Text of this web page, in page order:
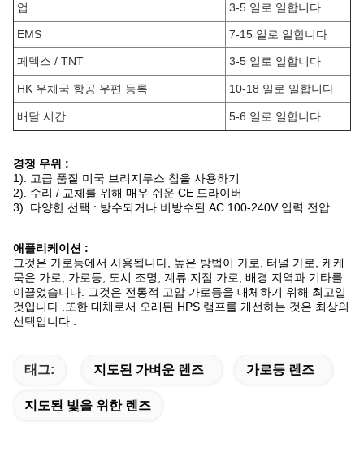
업 3-5 일로 일합니다
EMS 7-15 일로 일합니다
페덱스 / TNT 3-5 일로 일합니다
HK 우체국 항공 우편 등록 10-18 일로 일합니다
배달 시간 5-6 일로 일합니다
경쟁 우위 :
1). 고급 품질 미국 브리지루스 칩을 사용하기
2). 수리 / 교체를 위해 매우 쉬운 CE 드라이버
3). 다양한 선택 : 방수되거나 비방수된 AC 100-240V 입력 전압
애플리케이션 :
그것은 가로등에서 사용됩니다, 높은 방법이 가로, 터널 가로, 케케
묵은 가로, 가로등, 도시 조명, 계류 지점 가로, 배경 지역과 기타를
이끌었습니다. 그것은 전통적 고압 가로등을 대체하기 위해 최고일
것입니다 .또한 대체로서 오래된 HPS 램프를 개선하는 것은 최상의
선택입니다 .
태그: 지도된 가벼운 렌즈 가로등 렌즈
지도된 빛을 위한 렌즈